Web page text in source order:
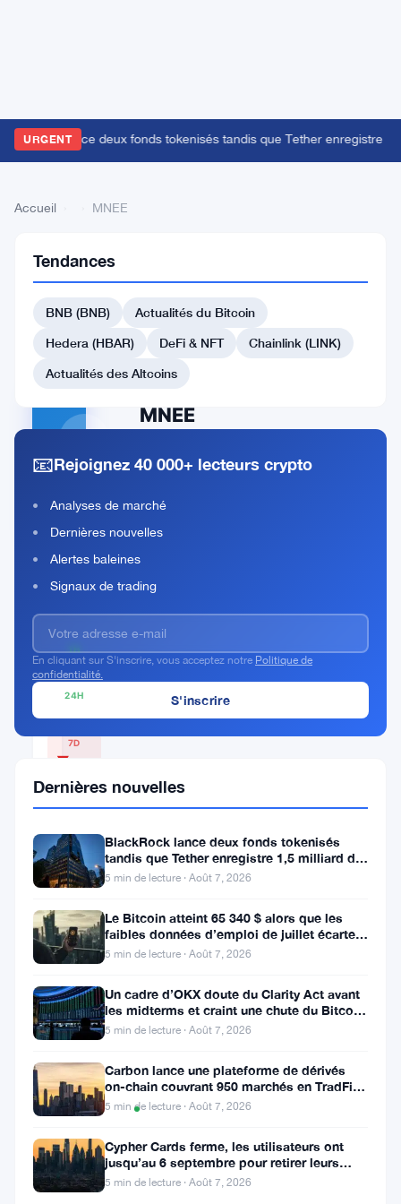
URGENTlance deux fonds tokenisés tandis que Tether enregistre
Accueil MNEE
#7395 Peanut
#6419 Fasttoken
MNEE
#99999
PRIX ACTUEL
$0.9987
▲ 0%
24H
7D
▼
0.11%
Partager
:
Suivre sur Google News
Graphique
des prix
TradingView
Tendances
BNB (BNB)
Actualités du Bitcoin
Hedera (HBAR)
DeFi & NFT
Chainlink (LINK)
Actualités des Altcoins
📧Rejoignez 40 000+ lecteurs crypto
Analyses de marché
Dernières nouvelles
Alertes baleines
Signaux de trading
En cliquant sur S'inscrire, vous acceptez notre Politique de
confidentialité.
Dernières nouvelles
BlackRock lance deux fonds tokenisés
tandis que Tether enregistre 1,5 milliard de
bénéfices au T2
5 min de lecture · Août 7, 2026
Le Bitcoin atteint 65 340 $ alors que les
faibles données d’emploi de juillet écartent
une hausse des taux en
5 min de lecture · Août 7, 2026
Un cadre d’OKX doute du Clarity Act avant
les midterms et craint une chute du Bitcoin
à 55 000 $
5 min de lecture · Août 7, 2026
Carbon lance une plateforme de dérivés
on-chain couvrant 950 marchés en TradFi et
crypto
5 min de lecture · Août 7, 2026
Cypher Cards ferme, les utilisateurs ont
jusqu’au 6 septembre pour retirer leurs
fonds
5 min de lecture · Août 7, 2026